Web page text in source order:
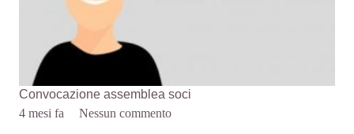
Convocazione assemblea soci
4 mesi fa
Nessun commento